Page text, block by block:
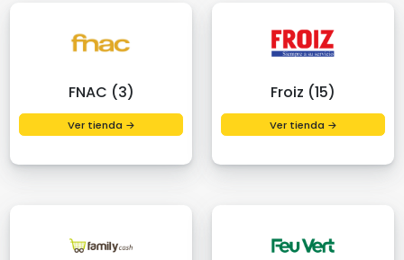
FNAC (3)
Ver tienda →
Froiz (15)
Ver tienda →